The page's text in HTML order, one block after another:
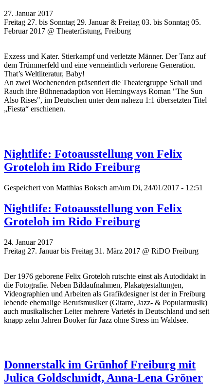
27. Januar 2017
Freitag 27. bis Sonntag 29. Januar & Freitag 03. bis Sonntag 05.
Februar 2017 @ Theaterfistung, Freiburg
Exzess und Kater. Stierkampf und verletzte Männer. Der Tanz auf
dem Trümmerfeld und eine vermeintlich verlorene Generation.
That’s Weltliteratur, Baby!
An zwei Wochenenden präsentiert die Theatergruppe Schall und
Rauch ihre Bühnenadaption von Hemingways Roman "The Sun
Also Rises", im Deutschen unter dem nahezu 1:1 übersetzten Titel
„Fiesta“ erschienen.
Nightlife: Fotoausstellung von Felix
Groteloh im Rido Freiburg
Gespeichert von Matthias Boksch am/um Di, 24/01/2017 - 12:51
Nightlife: Fotoausstellung von Felix
Groteloh im Rido Freiburg
24. Januar 2017
Freitag 27. Januar bis Freitag 31. März 2017 @ RiDO Freiburg
Der 1976 geborene Felix Groteloh rutschte einst als Autodidakt in
die Fotografie. Neben Bildaufnahmen, Plakatgestaltungen,
Videographien und Arbeiten als Grafikdesigner ist der in Freiburg
lebende ehemalige Berufsmusiker (Gitarre, Jazz- & Popularmusik)
auch musikalischer Leiter mehrere Varietés in Deutschland und seit
knapp zehn Jahren Booker für Jazz ohne Stress im Waldsee.
Donnerstalk im Grünhof Freiburg mit
Julica Goldschmidt, Anna-Lena Gröner